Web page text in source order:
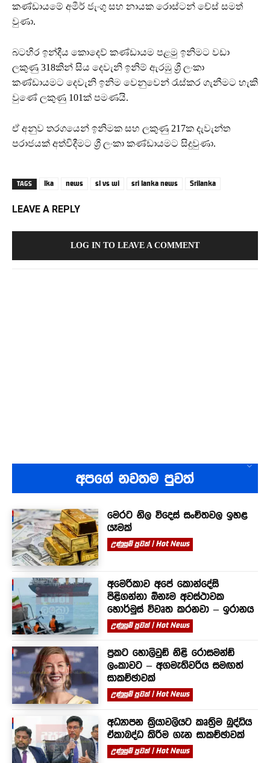
කණ්ඩායමේ අමීර් ජැංගු සහ නායක රොස්ටන් චේස් සමත්
වුණා.
බටහිර ඉන්දීය කොදෙව් කණ්ඩායම පළමු ඉනිමට වඩා
ලකුණු 318කින් සිය දෙවැනි ඉනිම් ඇරඹු ශ්‍රී ලංකා
කණ්ඩායමට දෙවැනි ඉනිම වෙනුවෙන් රැස්කර ගැනීමට හැකි
වුණේ ලකුණු 101ක් පමණයි.
ඒ අනුව තරගයෙන් ඉනිමක සහ ලකුණු 217ක දැවැන්ත
පරාජයක් අත්විදීමට ශ්‍රී ලංකා කණ්ඩායමට සිදුවුණා.
TAGS lka news sl vs wi sri lanka news Srilanka
LEAVE A REPLY
LOG IN TO LEAVE A COMMENT
අපගේ නවතම පුවත්
මෙරට නිල විදෙස් සංචිතවල ඉහළ
යෑමක්
උණුසුම් පුවත් | Hot News
අමෙරිකාව අපේ කොන්දේසි
පිළිගන්නා ඕනෑම අවස්ථාවක
හොර්මුස් විවෘත කරනවා – ඉරානය
උණුසුම් පුවත් | Hot News
ප්‍රකට හොලිවුඩ් නිළි රොසමන්ඩ්
ලංකාවට – අගමැතිවරිය සමඟත්
සාකච්ඡාවක්
උණුසුම් පුවත් | Hot News
අධ්‍යාපන ක්‍රියාවලියට කෘත්‍රිම බුද්ධිය
ඒකාබද්ධ කිරීම ගැන සාකච්ඡාවක්
උණුසුම් පුවත් | Hot News